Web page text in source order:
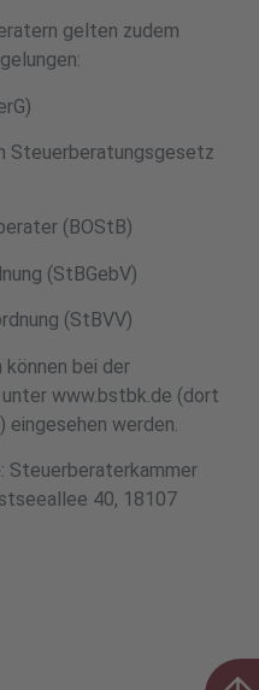
gelten zudem
Steuerberatungsgesetz
(BOStB)
(StBGebV)
(StBVV)
können bei der
www.bstbk.de (dort
werden.
Steuerberaterkammer
40, 18107